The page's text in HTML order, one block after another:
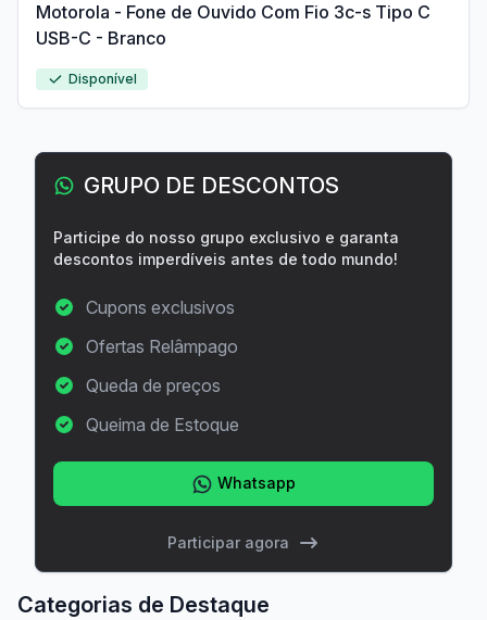
Motorola - Fone de Ouvido Com Fio 3c-s Tipo C
USB-C - Branco
Disponível
GRUPO DE DESCONTOS
Participe do nosso grupo exclusivo e garanta
descontos imperdíveis antes de todo mundo!
Cupons exclusivos
Ofertas Relâmpago
Queda de preços
Queima de Estoque
Whatsapp
Participar agora
Categorias de Destaque